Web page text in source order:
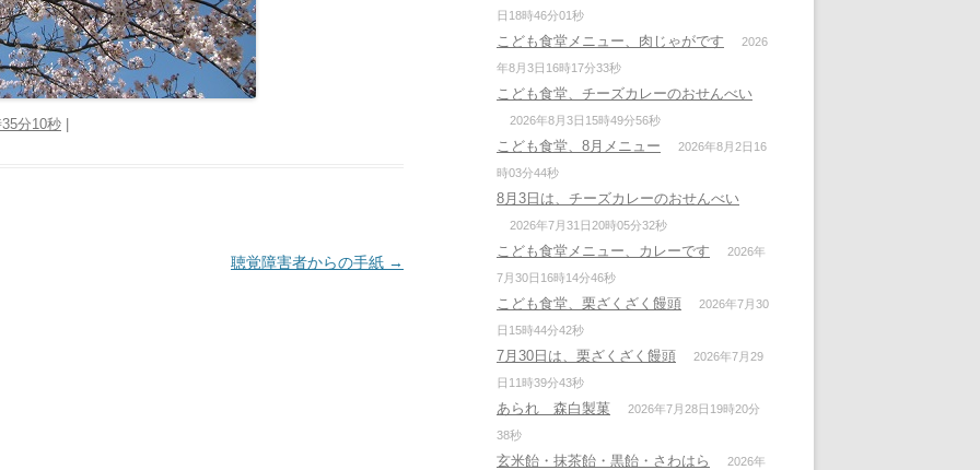
分10秒
聴覚障害者からの手紙 →
日18時46分01秒
こども食堂メニュー、肉じゃがです
2026
年8月3日16時17分33秒
こども食堂、チーズカレーのおせんべい
2026年8月3日15時49分56秒
こども食堂、8月メニュー
2026年8月2日16
時03分44秒
8月3日は、チーズカレーのおせんべい
2026年7月31日20時05分32秒
こども食堂メニュー、カレーです
2026年
7月30日16時14分46秒
こども食堂、栗ざくざく饅頭
2026年7月30
日15時44分42秒
7月30日は、栗ざくざく饅頭
2026年7月29
日11時39分43秒
あられ 森白製菓
2026年7月28日19時20分
38秒
玄米飴・抹茶飴・黒飴・さわはら
2026年